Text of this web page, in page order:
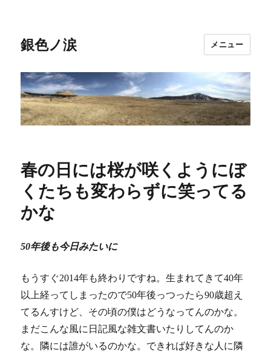
銀色ノ涙 メニュー
春の日には桜が咲くようにぼ
くたちも変わらずに笑ってる
かな
50年後も今日みたいに
もうすぐ2014年も終わりですね。生まれてきて40年
以上経ってしまったので50年後っつったら90歳超え
てるんすけど、その頃の僕はどうなってんのかな。
まだこんな風に日記風な雑文書いたりしてんのか
な。隣には誰がいるのかな。できれば好きな人に隣